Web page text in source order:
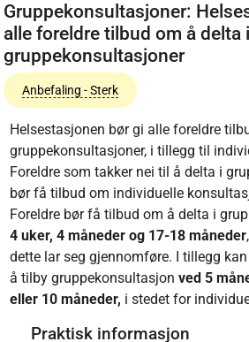
Gruppekonsultasjoner:
alle foreldre tilbud om å delta i
gruppekonsultasjoner
Anbefaling - Sterk
Helsestasjonen bør gi alle foreldre
gruppekonsultasjoner, i tillegg til
Foreldre som takker nei til å delta i
bør få tilbud om individuelle
Foreldre bør få tilbud om å delta i
4 uker, 4 måneder og 17-18 måneder
dette lar seg gjennomføre. I tillegg
å tilby gruppekonsultasjonved 5
eller 10 måneder, i stedet for
Praktisk informasjon